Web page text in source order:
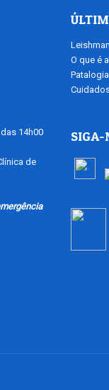
14h00
de
O que é
SIGA-